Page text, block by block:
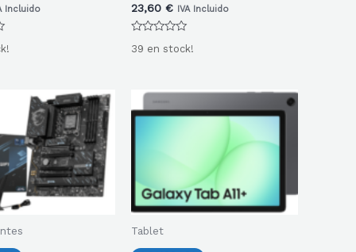
Incluido 23,60€ IVA Incluido
con
39 en stock!
Tablet